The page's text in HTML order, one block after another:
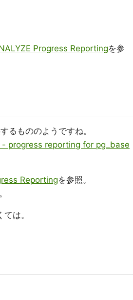
Progress Reportingを参
るもののようですね。
progress reporting for pg_base
Reportingを参照。
は。